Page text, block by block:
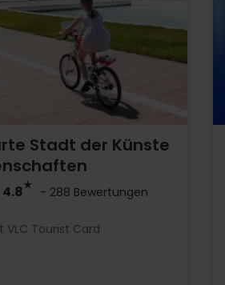
Stadt der Künste
4.8 - 288 Bewertungen
VLC Tourist Card